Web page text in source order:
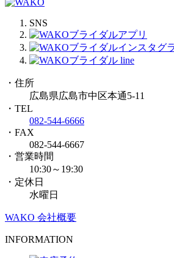
SNS
・住所
広島県広島市中区本通5-11
・TEL
082-544-6666
・FAX
082-544-6667
・営業時間
10:30～19:30
・定休日
水曜日
WAKO 会社概要
INFORMATION